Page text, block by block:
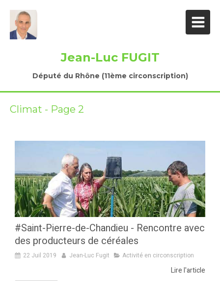
Jean-Luc FUGIT
Député du Rhône (11ème circonscription)
Climat - Page 2
#Saint-Pierre-de-Chandieu - Rencontre avec
des producteurs de céréales
22 Juil 2019 Jean-Luc Fugit Activité en circonscription
Lire l'article